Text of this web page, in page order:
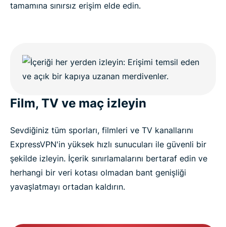
tamamına sınırsız erişim elde edin.
Film, TV ve maç izleyin
Sevdiğiniz tüm sporları, filmleri ve TV kanallarını
ExpressVPN'in yüksek hızlı sunucuları ile güvenli bir
şekilde izleyin. İçerik sınırlamalarını bertaraf edin ve
herhangi bir veri kotası olmadan bant genişliği
yavaşlatmayı ortadan kaldırın.